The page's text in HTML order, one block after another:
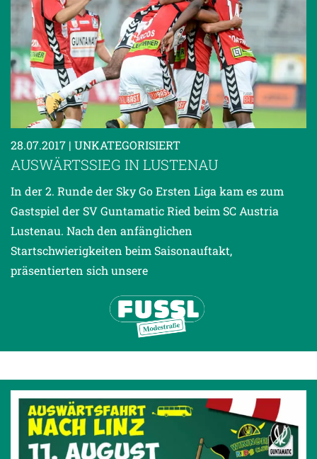
28.07.2017 | UNKATEGORISIERT
AUSWÄRTSSIEG IN LUSTENAU
In der 2. Runde der Sky Go Ersten Liga kam es zum
Gastspiel der SV Guntamatic Ried beim SC Austria
Lustenau. Nach den anfänglichen
Startschwierigkeiten beim Saisonauftakt,
präsentierten sich unsere